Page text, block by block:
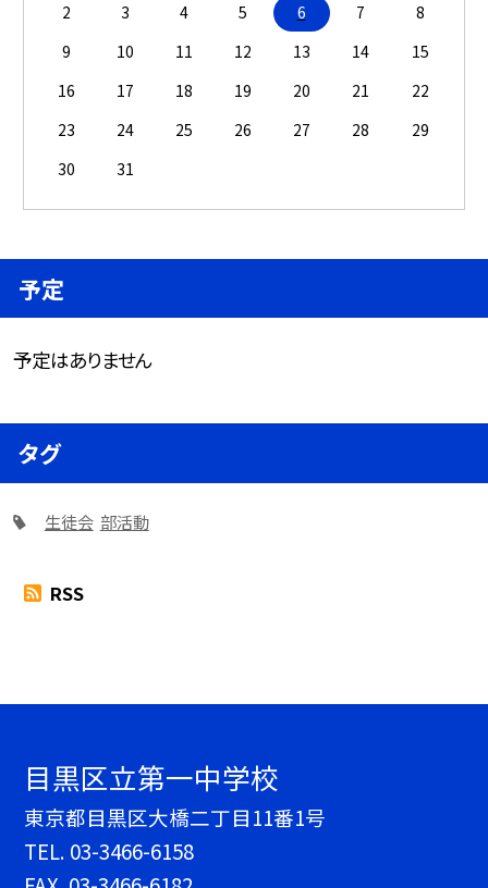
2
3 4 5 6 7
8
9
10 11 12 13 14
15
16
17 18 19 20 21
22
23
24 25 26 27 28
29
30
31
予定
予定はありません
タグ
生徒会 部活動
RSS
目黒区立第一中学校
東京都目黒区大橋二丁目11番1号
TEL. 03-3466-6158